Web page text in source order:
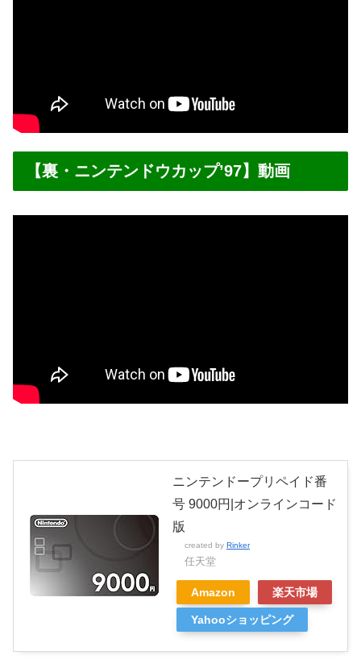
【裏・ニンテンドウカップ’97】動画
ニンテンドープリペイド番
号 9000円|オンラインコード
版
created by Rinker
任天堂
Amazon 楽天市場
Yahooショッピング